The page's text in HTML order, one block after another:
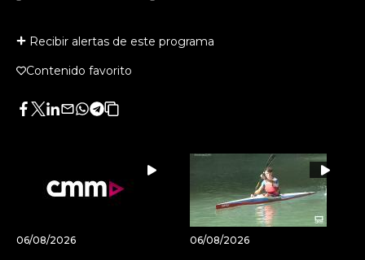
Recibir alertas de este programa
Contenido favorito
Facebook
Twitter
LinkedIn
Enviar
Whatsapp
Telegram
Copiar
06/08/2026 06/08/2026